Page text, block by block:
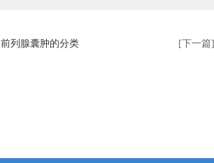
前列腺囊肿的分类 [下一篇]